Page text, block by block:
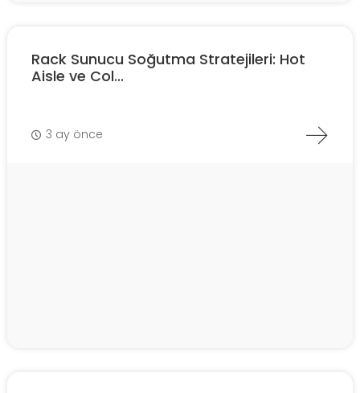
Rack Sunucu Soğutma Stratejileri: Hot
Aisle ve Col...
3 ay önce